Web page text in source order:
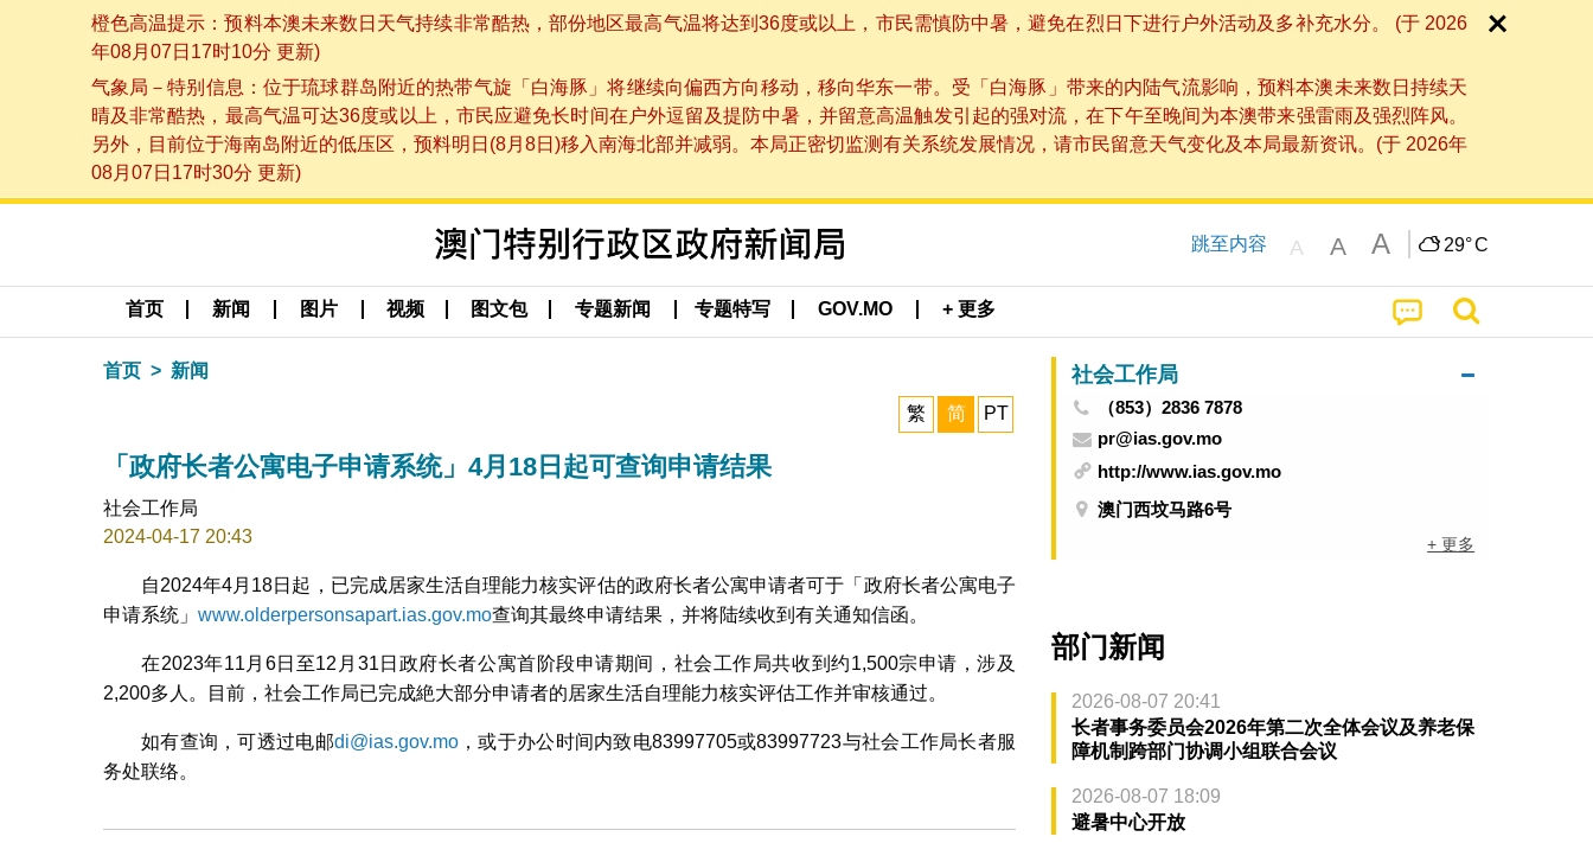
橙色高温提示：预料本澳未来数日天气持续非常酷热，部份地区最高气温将达到36度或以上，市民需慎防中暑，避免在烈日下进行户外活动及多补充水分。 (于 2026
年08月07日17时10分 更新)
气象局－特别信息：位于琉球群岛附近的热带气旋「白海豚」将继续向偏西方向移动，移向华东一带。受「白海豚」带来的内陆气流影响，预料本澳未来数日持续天
晴及非常酷热，最高气温可达36度或以上，市民应避免长时间在户外逗留及提防中暑，并留意高温触发引起的强对流，在下午至晚间为本澳带来强雷雨及强烈阵风。
另外，目前位于海南岛附近的低压区，预料明日(8月8日)移入南海北部并减弱。本局正密切监测有关系统发展情况，请市民留意天气变化及本局最新资讯。(于 2026年
08月07日17时30分 更新)
跳至内容 A A A 29°C
首页 新闻 图片 视频 图文包 专题新闻 专题特写 GOV.MO + 更多
首页 新闻
繁 简 PT
「政府长者公寓电子申请系统」4月18日起可查询申请结果
社会工作局
2024-04-17 20:43
自2024年4月18日起，已完成居家生活自理能力核实评估的政府长者公寓申请者可于「政府长者公寓电子
申请系统」 www.olderpersonsapart.ias.gov.mo查询其最终申请结果，并将陆续收到有关通知信函。
在2023年11月6日至12月31日政府长者公寓首阶段申请期间，社会工作局共收到约1,500宗申请，涉及
2,200多人。目前，社会工作局已完成絶大部分申请者的居家生活自理能力核实评估工作并审核通过。
如有查询，可透过电邮di@ias.gov.mo，或于办公时间内致电83997705或83997723与社会工作局长者服
务处联络。
社会工作局
（853）2836 7878
pr@ias.gov.mo
http://www.ias.gov.mo
澳门西坟马路6号
+ 更多
部门新闻
2026-08-07 20:41
长者事务委员会2026年第二次全体会议及养老保
障机制跨部门协调小组联合会议
2026-08-07 18:09
避暑中心开放